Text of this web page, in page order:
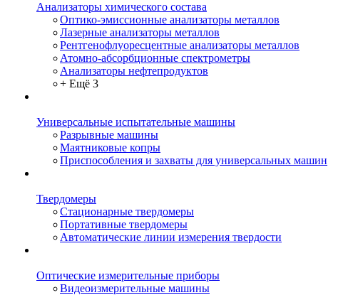
Анализаторы химического состава
Оптико-эмиссионные анализаторы металлов
Лазерные анализаторы металлов
Рентгенофлуоресцентные анализаторы металлов
Атомно-абсорбционные спектрометры
Анализаторы нефтепродуктов
+ Ещё 3
Универсальные испытательные машины
Разрывные машины
Маятниковые копры
Приспособления и захваты для универсальных машин
Твердомеры
Стационарные твердомеры
Портативные твердомеры
Автоматические линии измерения твердости
Оптические измерительные приборы
Видеоизмерительные машины